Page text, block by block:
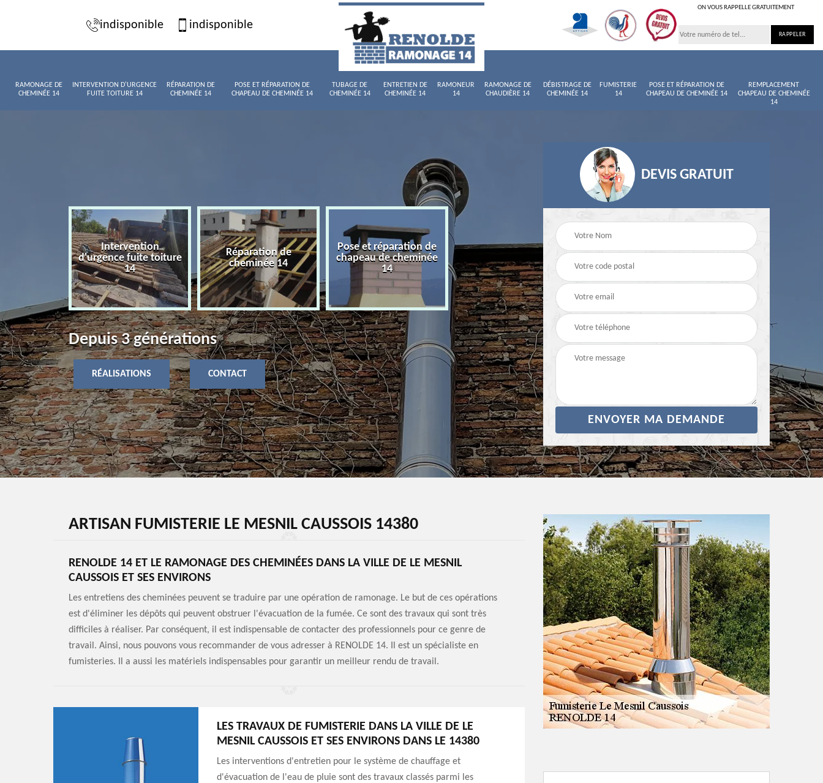
indisponible indisponible
ON VOUS RAPPELLE GRATUITEMENT
RAMONAGE DE
CHEMINÉE 14
INTERVENTION D'URGENCE
FUITE TOITURE 14
RÉPARATION DE
CHEMINÉE 14
POSE ET RÉPARATION DE
CHAPEAU DE CHEMINÉE 14
TUBAGE DE
CHEMINÉE 14
ENTRETIEN DE
CHEMINÉE 14
RAMONEUR
14
RAMONAGE DE
CHAUDIÈRE 14
DÉBISTRAGE DE
CHEMINÉE 14
FUMISTERIE
14
POSE ET RÉPARATION DE
CHAPEAU DE CHEMINÉE 14
REMPLACEMENT
CHAPEAU DE CHEMINÉE
14
Intervention
d'urgence fuite toiture
14
Réparation de
cheminée 14
Pose et réparation de
chapeau de cheminée
14
Tubage de cheminée
14
Entretien de cheminée
Ramoneur 14
Depuis 3 générations
RÉALISATIONS CONTACT
DEVIS GRATUIT
ARTISAN FUMISTERIE LE MESNIL CAUSSOIS 14380
RENOLDE 14 ET LE RAMONAGE DES CHEMINÉES DANS LA VILLE DE LE MESNIL
CAUSSOIS ET SES ENVIRONS
Les entretiens des cheminées peuvent se traduire par une opération de ramonage. Le but de ces opérations
est d'éliminer les dépôts qui peuvent obstruer l'évacuation de la fumée. Ce sont des travaux qui sont très
difficiles à réaliser. Par conséquent, il est indispensable de contacter des professionnels pour ce genre de
travail. Ainsi, nous pouvons vous recommander de vous adresser à RENOLDE 14. Il est un spécialiste en
fumisteries. Il a aussi les matériels indispensables pour garantir un meilleur rendu de travail.
LES TRAVAUX DE FUMISTERIE DANS LA VILLE DE LE
MESNIL CAUSSOIS ET SES ENVIRONS DANS LE 14380
Les interventions d'entretien pour le système de chauffage et
d'évacuation de l'eau de pluie sont des travaux classés parmi les